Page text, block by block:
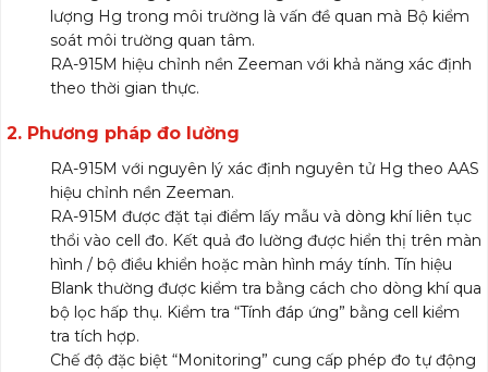
lượng Hg trong môi trường là vấn đề quan mà Bộ kiểm
soát môi trường quan tâm.
RA-915M hiệu chỉnh nền Zeeman với khả năng xác định
theo thời gian thực.
2. Phương pháp đo lường
RA-915M với nguyên lý xác định nguyên tử Hg theo AAS
hiệu chỉnh nền Zeeman.
RA-915M được đặt tại điểm lấy mẫu và dòng khí liên tục
thổi vào cell đo. Kết quả đo lường được hiển thị trên màn
hình / bộ điều khiển hoặc màn hình máy tính. Tín hiệu
Blank thường được kiểm tra bằng cách cho dòng khí qua
bộ lọc hấp thụ. Kiểm tra “Tính đáp ứng” bằng cell kiểm
tra tích hợp.
Chế độ đặc biệt “Monitoring” cung cấp phép đo tự động